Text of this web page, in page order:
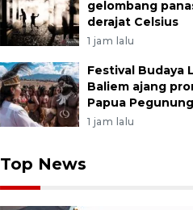
gelombang
derajat Celsius
1 jam lalu
Festival Budaya
Baliem ajang
Papua
1 jam lalu
Top News